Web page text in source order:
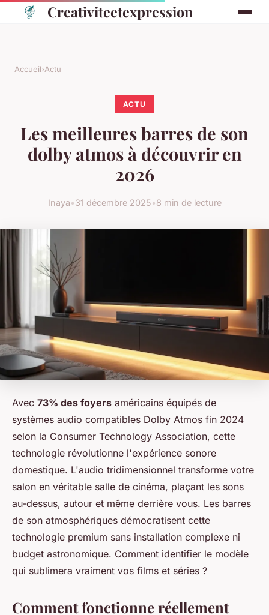
Creativiteetexpression
Accueil›Actu
ACTU
Les meilleures barres de son
dolby atmos à découvrir en
2026
Inaya•31 décembre 2025•8 min de lecture
Avec 73% des foyers américains équipés de
systèmes audio compatibles Dolby Atmos fin 2024
selon la Consumer Technology Association, cette
technologie révolutionne l'expérience sonore
domestique. L'audio tridimensionnel transforme votre
salon en véritable salle de cinéma, plaçant les sons
au-dessus, autour et même derrière vous. Les barres
de son atmosphériques démocratisent cette
technologie premium sans installation complexe ni
budget astronomique. Comment identifier le modèle
qui sublimera vraiment vos films et séries ?
Comment fonctionne réellement